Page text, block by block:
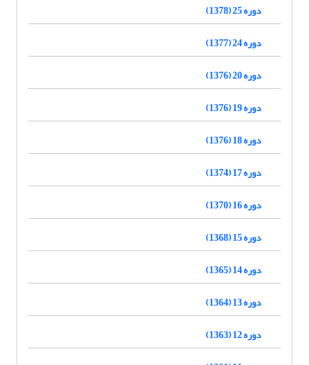
دوره 25 (1378)
دوره 24 (1377)
دوره 20 (1376)
دوره 19 (1376)
دوره 18 (1376)
دوره 17 (1374)
دوره 16 (1370)
دوره 15 (1368)
دوره 14 (1365)
دوره 13 (1364)
دوره 12 (1363)